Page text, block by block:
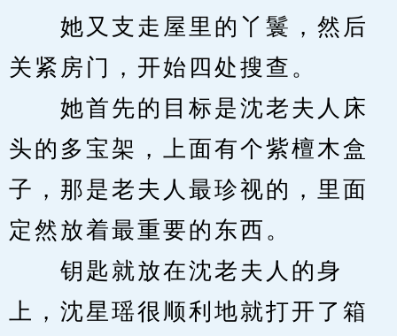
她又支走屋里的丫鬟，然后
关紧房门，开始四处搜查。
她首先的目标是沈老夫人床
头的多宝架，上面有个紫檀木盒
子，那是老夫人最珍视的，里面
定然放着最重要的东西。
钥匙就放在沈老夫人的身
上，沈星瑶很顺利地就打开了箱